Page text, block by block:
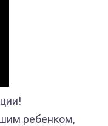
ребенком,